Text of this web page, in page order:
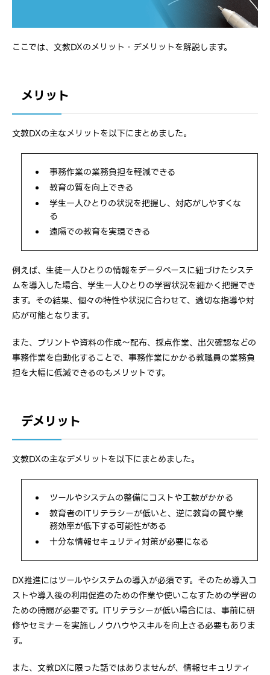
ここでは、文教DXのメリット・デメリットを解説します。
メリット
文教DXの主なメリットを以下にまとめました。
事務作業の業務負担を軽減できる
教育の質を向上できる
学生一人ひとりの状況を把握し、対応がしやすくな
る
遠隔での教育を実現できる
例えば、生徒一人ひとりの情報をデータベースに紐づけたシステ
ムを導入した場合、学生一人ひとりの学習状況を細かく把握でき
ます。その結果、個々の特性や状況に合わせて、適切な指導や対
応が可能となります。
また、プリントや資料の作成～配布、採点作業、出欠確認などの
事務作業を自動化することで、事務作業にかかる教職員の業務負
担を大幅に低減できるのもメリットです。
デメリット
文教DXの主なデメリットを以下にまとめました。
ツールやシステムの整備にコストや工数がかかる
教育者のITリテラシーが低いと、逆に教育の質や業
務効率が低下する可能性がある
十分な情報セキュリティ対策が必要になる
DX推進にはツールやシステムの導入が必須です。そのため導入コ
ストや導入後の利用促進のための作業や使いこなすための学習の
ための時間が必要です。ITリテラシーが低い場合には、事前に研
修やセミナーを実施しノウハウやスキルを向上さる必要もありま
す。
また、文教DXに限った話ではありませんが、情報セキュリティ